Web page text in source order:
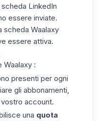
scheda LinkedIn
essere inviate.
scheda Waalaxy
essere attiva.
Waalaxy :
presenti per ogni
gli abbonamenti,
account.
una quota